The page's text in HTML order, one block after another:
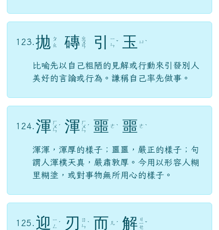
123. 拋
ㄆ
ㄠ
磚 ㄓ
ㄨ
ㄢ 引
ㄣ
ˇ 玉 ˋ
比喻先以自己粗陋的見解或行動來引發別人
美好的言論或行為。謙稱自己率先做事。
124. 渾 ㄏ
ㄨ
ㄣ
ˊ 渾 ㄏ
ㄨ
ㄣ
ˊ 噩 ㄜ ˋ 噩 ㄜ ˋ
渾渾，渾厚的樣子；噩噩，嚴正的樣子；句
謂人渾樸天真，嚴肅敦厚。今用以形容人糊
里糊塗，或對事物無所用心的樣子。
125. 迎
ㄥ
ˊ 刃 ㄖ
ㄣ ˋ 而 ㄦ ˊ 解 ㄐ
ㄧ
ㄝ
ˇ